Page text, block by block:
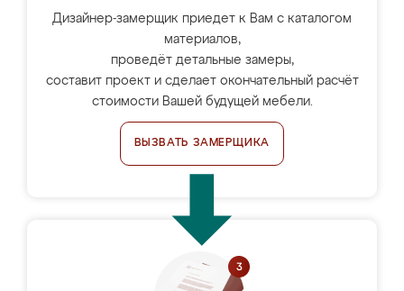
Дизайнер-замерщик приедет к Вам с каталогом
материалов,
проведёт детальные замеры,
составит проект и сделает окончательный расчёт
стоимости Вашей будущей мебели.
ВЫЗВАТЬ ЗАМЕРЩИКА